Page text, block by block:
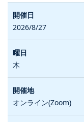
2026/8/27
木
オンライン(Zoom)